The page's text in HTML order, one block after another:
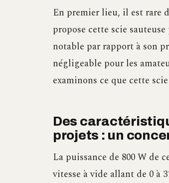
En premier lieu, il est rare
propose cette scie
notable par rapport à son
négligeable pour les
examinons ce que cette
Des
projets : un
La puissance de 800 W de
vitesse à vide allant de 0 à